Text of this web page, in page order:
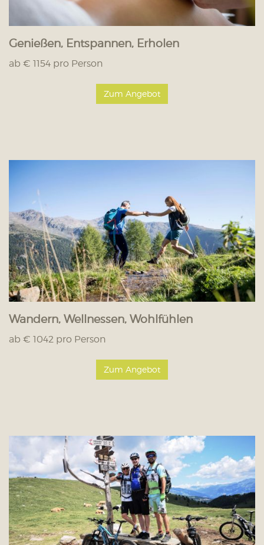
Genießen, Entspannen, Erholen
ab € 1154 pro Person
Zum Angebot
Wandern, Wellnessen, Wohlfühlen
ab € 1042 pro Person
Zum Angebot